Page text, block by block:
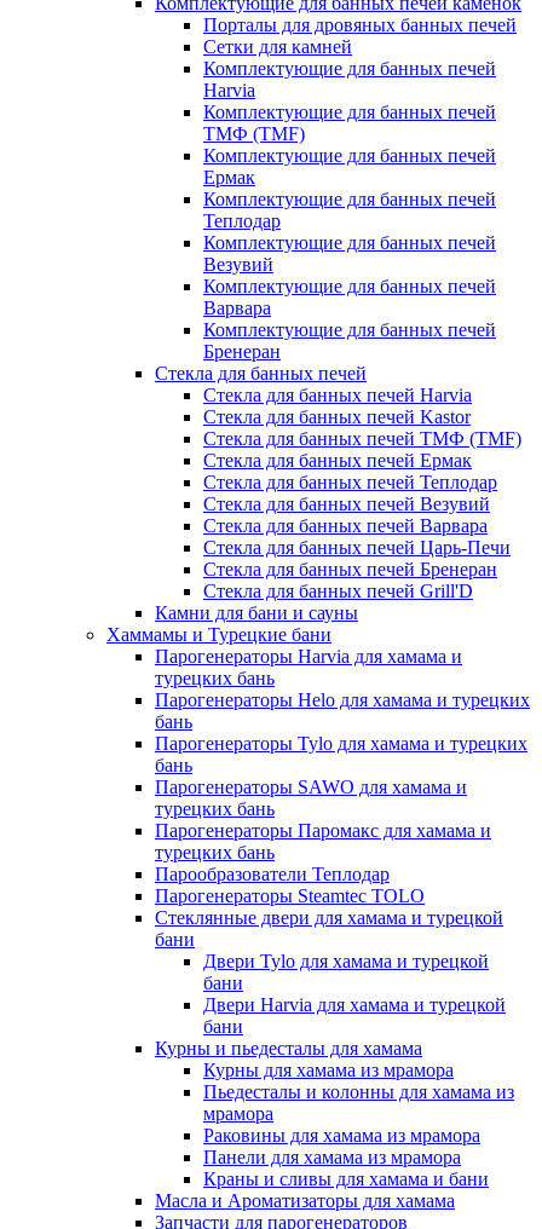
Порталы для дровяных банных печей
Сетки для камней
Комплектующие для банных печей
Harvia
Комплектующие для банных печей
ТМФ (TMF)
Комплектующие для банных печей
Ермак
Комплектующие для банных печей
Теплодар
Комплектующие для банных печей
Везувий
Комплектующие для банных печей
Варвара
Комплектующие для банных печей
Бренеран
Стекла для банных печей
Стекла для банных печей Harvia
Стекла для банных печей Kastor
Стекла для банных печей ТМФ (TMF)
Стекла для банных печей Ермак
Стекла для банных печей Теплодар
Стекла для банных печей Везувий
Стекла для банных печей Варвара
Стекла для банных печей Царь-Печи
Стекла для банных печей Бренеран
Стекла для банных печей Grill'D
Камни для бани и сауны
Хаммамы и Турецкие бани
Парогенераторы Harvia для хамама и
турецких бань
Парогенераторы Helo для хамама и турецких
бань
Парогенераторы Tylo для хамама и турецких
бань
Парогенераторы SAWO для хамама и
турецких бань
Парогенераторы Паромакс для хамама и
турецких бань
Парообразователи Теплодар
Парогенераторы Steamtec TOLO
Стеклянные двери для хамама и турецкой
бани
Двери Tylo для хамама и турецкой
бани
Двери Harvia для хамама и турецкой
бани
Курны и пьедесталы для хамама
Курны для хамама из мрамора
Пьедесталы и колонны для хамама из
мрамора
Раковины для хамама из мрамора
Панели для хамама из мрамора
Краны и сливы для хамама и бани
Масла и Ароматизаторы для хамама
Запчасти для парогенераторов